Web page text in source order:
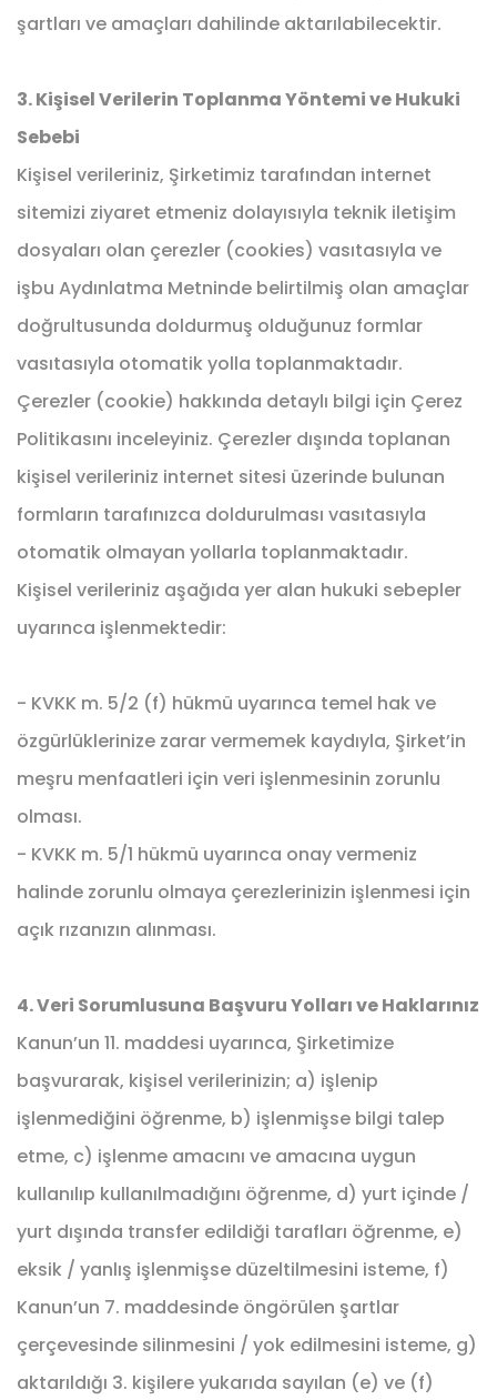
şartları ve amaçları dahilinde aktarılabilecektir.
3. Kişisel Verilerin Toplanma Yöntemi ve Hukuki
Sebebi
Kişisel verileriniz, Şirketimiz tarafından internet
sitemizi ziyaret etmeniz dolayısıyla teknik iletişim
dosyaları olan çerezler (cookies) vasıtasıyla ve
işbu Aydınlatma Metninde belirtilmiş olan amaçlar
doğrultusunda doldurmuş olduğunuz formlar
vasıtasıyla otomatik yolla toplanmaktadır.
Çerezler (cookie) hakkında detaylı bilgi için Çerez
Politikasını inceleyiniz. Çerezler dışında toplanan
kişisel verileriniz internet sitesi üzerinde bulunan
formların tarafınızca doldurulması vasıtasıyla
otomatik olmayan yollarla toplanmaktadır.
Kişisel verileriniz aşağıda yer alan hukuki sebepler
uyarınca işlenmektedir:
- KVKK m. 5/2 (f) hükmü uyarınca temel hak ve
özgürlüklerinize zarar vermemek kaydıyla, Şirket’in
meşru menfaatleri için veri işlenmesinin zorunlu
olması.
- KVKK m. 5/1 hükmü uyarınca onay vermeniz
halinde zorunlu olmaya çerezlerinizin işlenmesi için
açık rızanızın alınması.
4. Veri Sorumlusuna Başvuru Yolları ve Haklarınız
Kanun’un 11. maddesi uyarınca, Şirketimize
başvurarak, kişisel verilerinizin; a) işlenip
işlenmediğini öğrenme, b) işlenmişse bilgi talep
etme, c) işlenme amacını ve amacına uygun
kullanılıp kullanılmadığını öğrenme, d) yurt içinde /
yurt dışında transfer edildiği tarafları öğrenme, e)
eksik / yanlış işlenmişse düzeltilmesini isteme, f)
Kanun’un 7. maddesinde öngörülen şartlar
çerçevesinde silinmesini / yok edilmesini isteme, g)
aktarıldığı 3. kişilere yukarıda sayılan (e) ve (f)